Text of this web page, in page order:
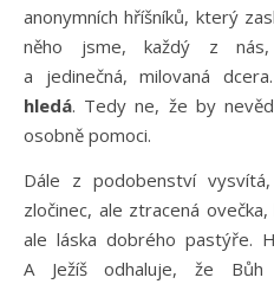
anonymních hříšníků, který
něho jsme, každý z nás,
a jedinečná, milovaná dcera.
hledá. Tedy ne, že by
osobně pomoci.
Dále z podobenství
zločinec, ale ztracená
ale láska dobrého pastýře.
A Ježíš odhaluje, že Bůh